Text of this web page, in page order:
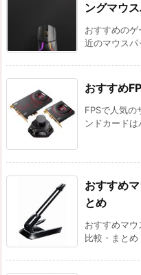
ングマウ
おすすめの
近のマウス
おすすめ
FPSで人気の
ンドカード
おすすめ
とめ
おすすめマウ
比較・まと